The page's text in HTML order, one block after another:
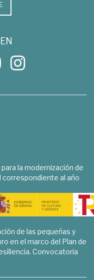
la modernización de
correspondiente al año
de las pequeñas y
en el marco del Plan de
Convocatoria